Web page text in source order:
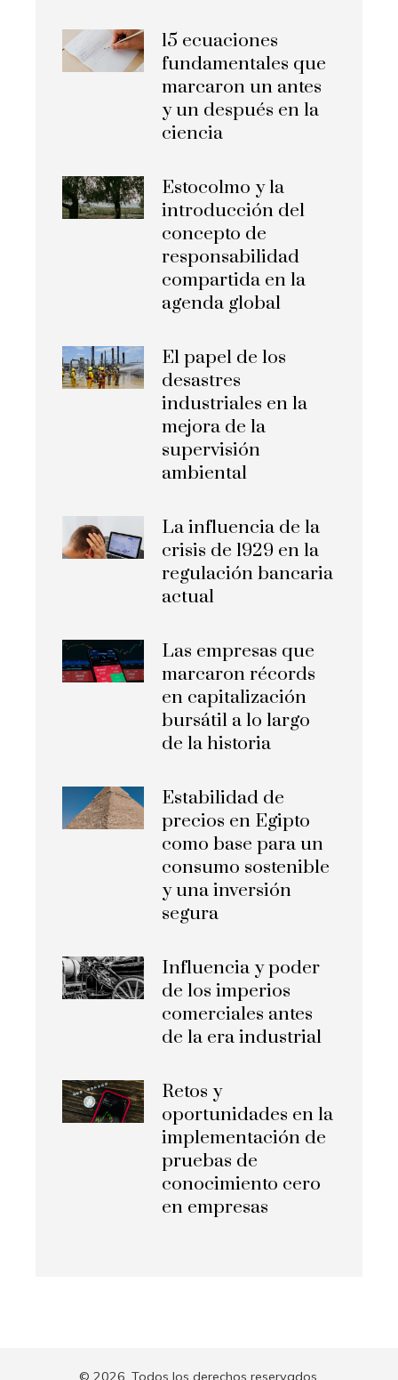
15 ecuaciones
fundamentales que
marcaron un antes
y un después en la
ciencia
Estocolmo y la
introducción del
concepto de
responsabilidad
compartida en la
agenda global
El papel de los
desastres
industriales en la
mejora de la
supervisión
ambiental
La influencia de la
crisis de 1929 en la
regulación bancaria
actual
Las empresas que
marcaron récords
en capitalización
bursátil a lo largo
de la historia
Estabilidad de
precios en Egipto
como base para un
consumo sostenible
y una inversión
segura
Influencia y poder
de los imperios
comerciales antes
de la era industrial
Retos y
oportunidades en la
implementación de
pruebas de
conocimiento cero
en empresas
© 2026. Todos los derechos reservados.